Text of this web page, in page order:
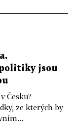
jsou
Česku?
ze kterých by